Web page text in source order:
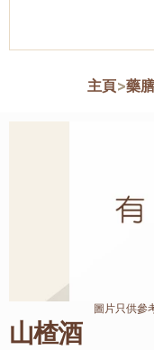
主頁>藥
山楂酒
圖片只供參